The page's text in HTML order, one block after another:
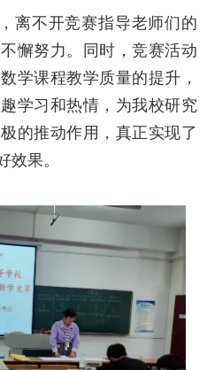
离不开竞赛指导老师们的
懈努力。同时，竞赛活动
学课程教学质量的提升，
学习和热情，为我校研究
的推动作用，真正实现了
效果。